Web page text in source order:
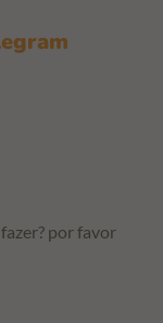
por favor